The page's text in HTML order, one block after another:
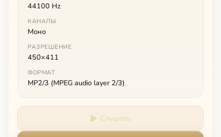
44100 Hz
КАНАЛЫ
Моно
РАЗРЕШЕНИЕ
450×411
ФОРМАТ
MP2/3 (MPEG audio layer 2/3)
Слушать